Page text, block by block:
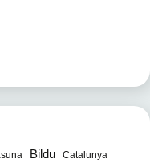
Bildu Catalunya